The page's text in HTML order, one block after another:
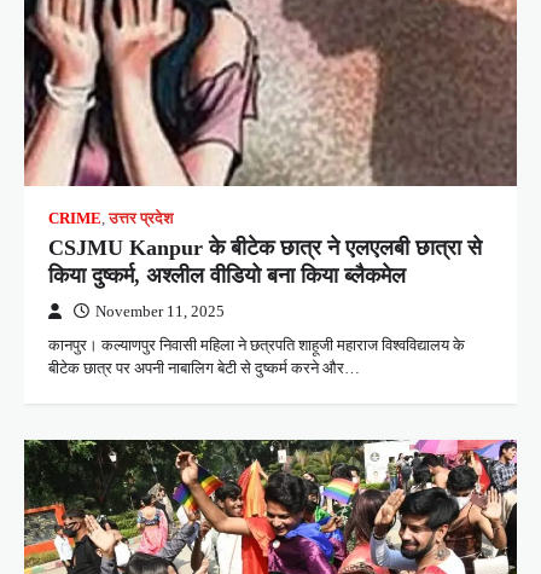
CRIME,उत्तर प्रदेश
CSJMU Kanpur के बीटेक छात्र ने एलएलबी छात्रा से
किया दुष्कर्म, अश्लील वीडियो बना किया ब्लैकमेल
November 11, 2025
कानपुर। कल्याणपुर निवासी महिला ने छत्रपति शाहूजी महाराज विश्वविद्यालय के
बीटेक छात्र पर अपनी नाबालिग बेटी से दुष्कर्म करने और…